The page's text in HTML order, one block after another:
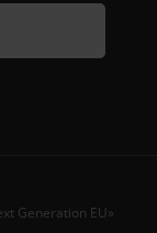
no
te
y podrás estar
electrónico *
Generation EU»